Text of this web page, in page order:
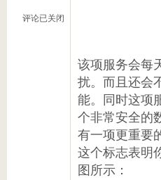
评论已关闭
该项服务会每
扰。而且还会
能。同时这项
个非常安全的
有一项更重要
这个标志表明
图所示：